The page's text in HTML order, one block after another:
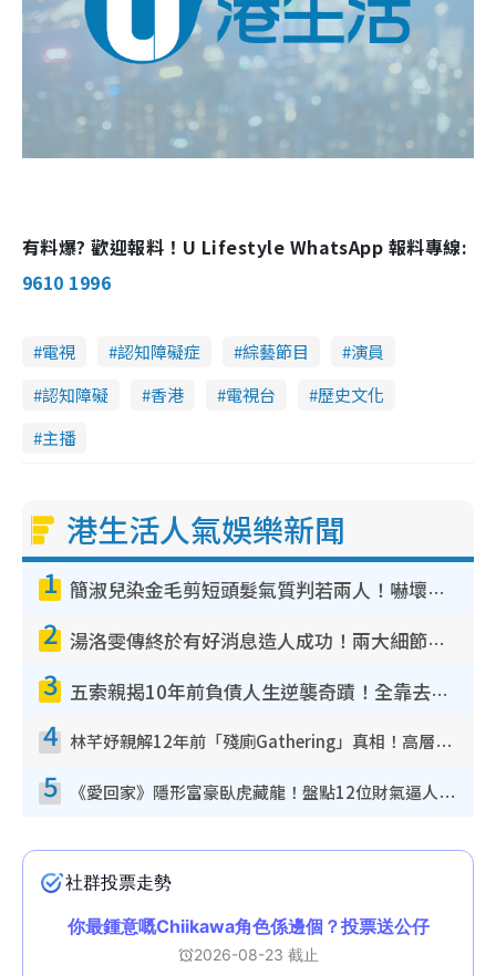
有料爆? 歡迎報料！U Lifestyle WhatsApp 報料專線:
9610 1996
電視 認知障礙症 綜藝節目
演員
認知障礙
香港 電視台
歷史文化
主播
港生活人氣娛樂新聞
1 簡淑兒染金毛剪短頭髮氣質判若兩人！嚇壞老公麥大力都認唔出：「你做咩事？」
2 湯洛雯傳終於有好消息造人成功！兩大細節曝孕味極濃惹猜測：大肚婆先會咁！
3 五索親揭10年前負債人生逆襲奇蹟！全靠去一地方轉運後即遇上馬先生
4 林芊妤親解12年前「殘廁Gathering」真相！高層解約一句話重創尊嚴至今拒返TVB
5 《愛回家》隱形富豪臥虎藏龍！盤點12位財氣逼人的有錢藝人：呢位靚女3億身家唔憂做